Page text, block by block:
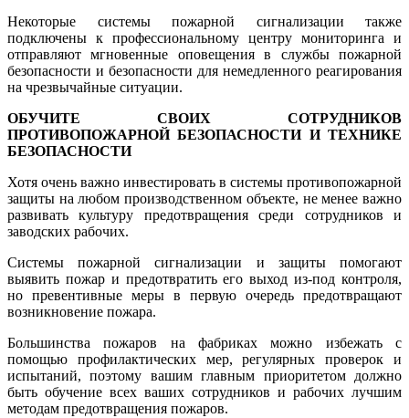
Некоторые системы пожарной сигнализации также
подключены к профессиональному центру мониторинга и
отправляют мгновенные оповещения в службы пожарной
безопасности и безопасности для немедленного реагирования
на чрезвычайные ситуации.
ОБУЧИТЕ СВОИХ СОТРУДНИКОВ
ПРОТИВОПОЖАРНОЙ БЕЗОПАСНОСТИ И ТЕХНИКЕ
БЕЗОПАСНОСТИ
Хотя очень важно инвестировать в системы противопожарной
защиты на любом производственном объекте, не менее важно
развивать культуру предотвращения среди сотрудников и
заводских рабочих.
Системы пожарной сигнализации и защиты помогают
выявить пожар и предотвратить его выход из-под контроля,
но превентивные меры в первую очередь предотвращают
возникновение пожара.
Большинства пожаров на фабриках можно избежать с
помощью профилактических мер, регулярных проверок и
испытаний, поэтому вашим главным приоритетом должно
быть обучение всех ваших сотрудников и рабочих лучшим
методам предотвращения пожаров.